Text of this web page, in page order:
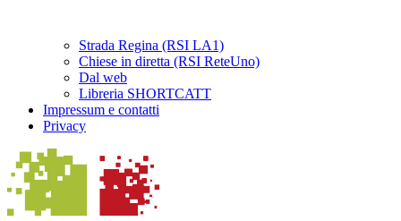
Strada Regina (RSI LA1)
Chiese in diretta (RSI ReteUno)
Dal web
Libreria SHORTCATT
Impressum e contatti
Privacy